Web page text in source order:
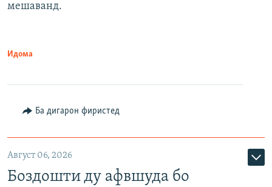
мешаванд.
Идома
Ба дигарон фиристед
Август 06, 2026
Боздошти ду афвшуда бо